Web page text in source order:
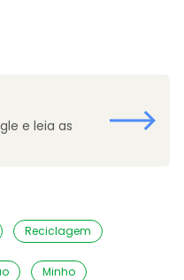
e leia as
Reciclagem
Minho